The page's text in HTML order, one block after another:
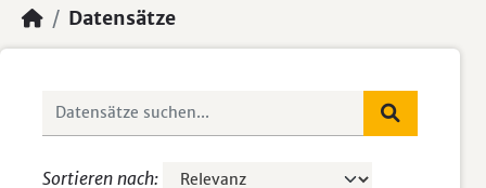
Datensätze
Sortieren nach